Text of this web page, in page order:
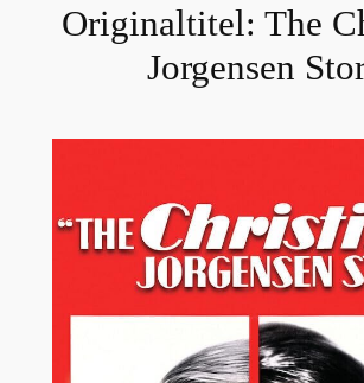
Originaltitel: The
Jorgensen